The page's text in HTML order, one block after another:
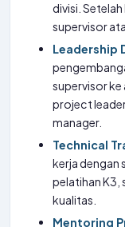
divisi. Setelah
supervisor
Leadership
supervisor
project
manager.
Technical
kerja dengan
pelatihan K3,
kualitas.
Mentoring